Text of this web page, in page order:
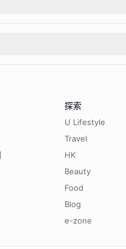
探索
U Lifestyle
Travel
HK
Beauty
Food
Blog
e-zone